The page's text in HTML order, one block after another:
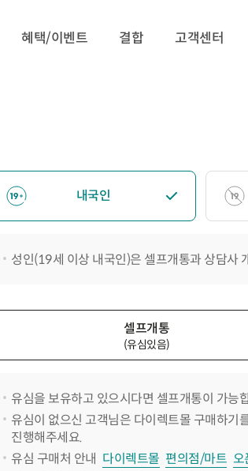
혜택/이벤트 결합 고객센터
내국인
성인(19세 이상 내국인)은 셀프개통과 상담사
셀프개통
(유심있음)
유심을 보유하고 있으시다면 셀프개통이 가능
유심이 없으신 고객님은 다이렉트몰 구매하기
진행해주세요.
유심 구매처 안내 다이렉트몰 편의점/마트 오